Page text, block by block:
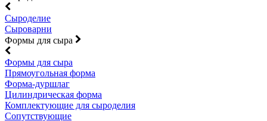
Сыроделие
Сыроварни
Формы для сыра
Формы для сыра
Прямоугольная форма
Форма-дуршлаг
Цилиндрическая форма
Комплектующие для сыроделия
Сопутствующие